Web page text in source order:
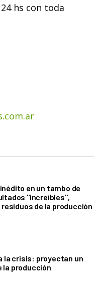
hs con toda
en un tambo de
"increíbles",
de la producción
la crisis: proyectan un
la producción